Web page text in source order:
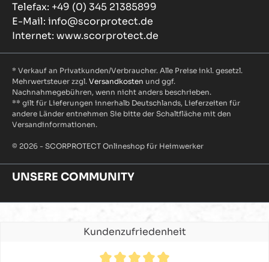
Telefax: +49 (0) 345 21385899
E-Mail: info@scorprotect.de
Internet: www.scorprotect.de
* Verkauf an Privatkunden/Verbraucher. Alle Preise inkl. gesetzl.
Mehrwertsteuer zzgl. Versandkosten und ggf.
Nachnahmegebühren, wenn nicht anders beschrieben.
** gilt für Lieferungen innerhalb Deutschlands, Lieferzeiten für
andere Länder entnehmen Sie bitte der Schaltfläche mit den
Versandinformationen.
© 2026 - SCORPROTECT Onlineshop für Heimwerker
UNSERE COMMUNITY
Kundenzufriedenheit